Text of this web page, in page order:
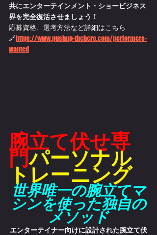
共にエンターテインメント・ショービジネス
界を完全復活させましょう！
応募資格、選考方法など詳細はこちら
🔗https://www.pushup-thehero.com/performers-
wanted
腕立て伏せ専
門パーソナル
トレーニング
世界唯一の腕立てマ
シンを使った独自の
メソッド
エンターテイナー向けに設計された腕立て伏